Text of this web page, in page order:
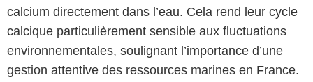
calcium directement dans l’eau. Cela rend leur cycle
calcique particulièrement sensible aux fluctuations
environnementales, soulignant l’importance d’une
gestion attentive des ressources marines en France.